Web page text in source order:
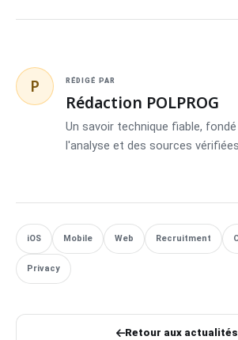
P RÉDIGÉ PAR
Rédaction POLPROG
Un savoir technique fiable,
l'analyse et des sources
iOS Mobile Web Recruitment
Privacy
Retour aux actualités